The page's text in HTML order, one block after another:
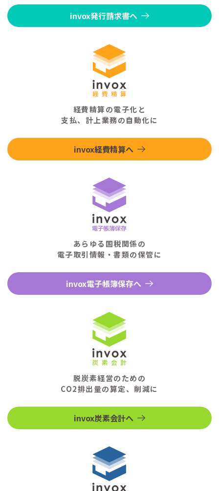
invox発行請求書へ
経費精算の電子化と
支払、計上業務の自動化に
invox経費精算へ
あらゆる国税関係の
電子取引情報・書類の保管に
invox電子帳簿保存へ
脱炭素経営のための
CO2排出量の算定、削減に
invox炭素会計へ